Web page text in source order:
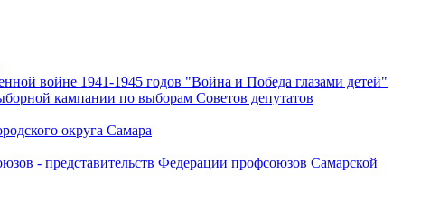
войне 1941-1945 годов "Война и Победа глазами детей"
кампании по выборам Советов депутатов
округа Самара
- представительств Федерации профсоюзов Самарской